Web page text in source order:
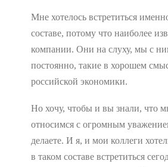
Мне хотелось встретиться
составе, потому что наиболее
компании. Они на слуху, мы с
постоянно, такие в хорошем
российской экономики.
Но хочу, чтобы и вы знали, что
относимся с огромным
делаете. И я, и мои коллеги
в таком составе встретиться